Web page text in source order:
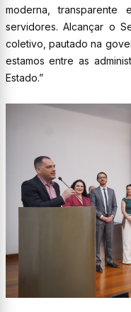
moderna,
servidores. Alcançar o
coletivo, pautado na
estamos entre as
Estado.”